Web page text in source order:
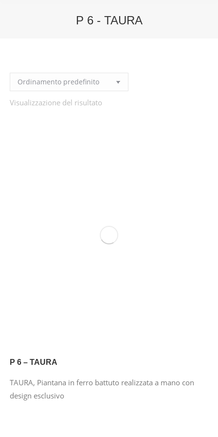
P 6 - TAURA
Visualizzazione del risultato
P 6 – TAURA
TAURA, Piantana in ferro battuto realizzata a mano con
design esclusivo